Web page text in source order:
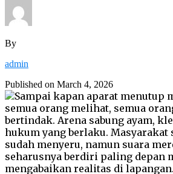
By
admin
Published on March 4, 2026